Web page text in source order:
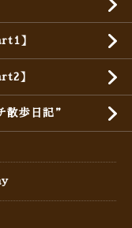
】
】
歩日記”